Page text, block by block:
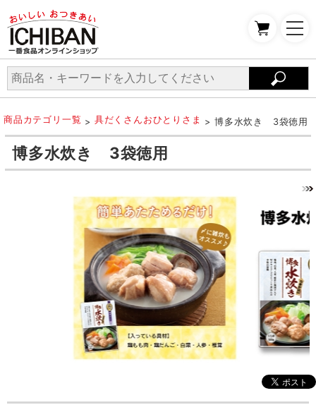
商品カテゴリ一覧 > 具だくさんおひとりさま > 博多水炊き 3袋徳用
博多水炊き 3袋徳用